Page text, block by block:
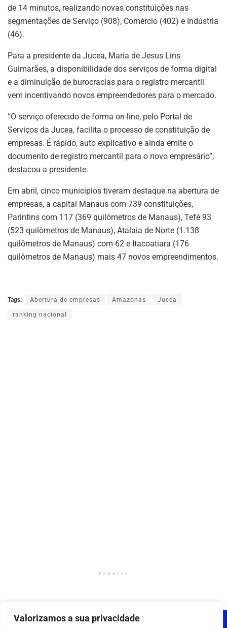
Valorizamos a sua privacidade
de 14 minutos, realizando novas constituições nas
segmentações de Serviço (908), Comércio (402) e Indústria
(46).
Para a presidente da Jucea, Maria de Jesus Lins
Guimarães, a disponibilidade dos serviços de forma digital
e a diminuição de burocracias para o registro mercantil
vem incentivando novos empreendedores para o mercado.
“O serviço oferecido de forma on-line, pelo Portal de
Serviços da Jucea, facilita o processo de constituição de
empresas. É rápido, auto explicativo e ainda emite o
documento de registro mercantil para o novo empresário”,
destacou a presidente.
Em abril, cinco municípios tiveram destaque na abertura de
empresas, a capital Manaus com 739 constituições,
Parintins com 117 (369 quilômetros de Manaus), Tefé 93
(523 quilômetros de Manaus), Atalaia de Norte (1.138
quilômetros de Manaus) com 62 e Itacoatiara (176
quilômetros de Manaus) mais 47 novos empreendimentos.
Tags: Abertura de empresas Amazonas Jucea
ranking nacional
Anúncio